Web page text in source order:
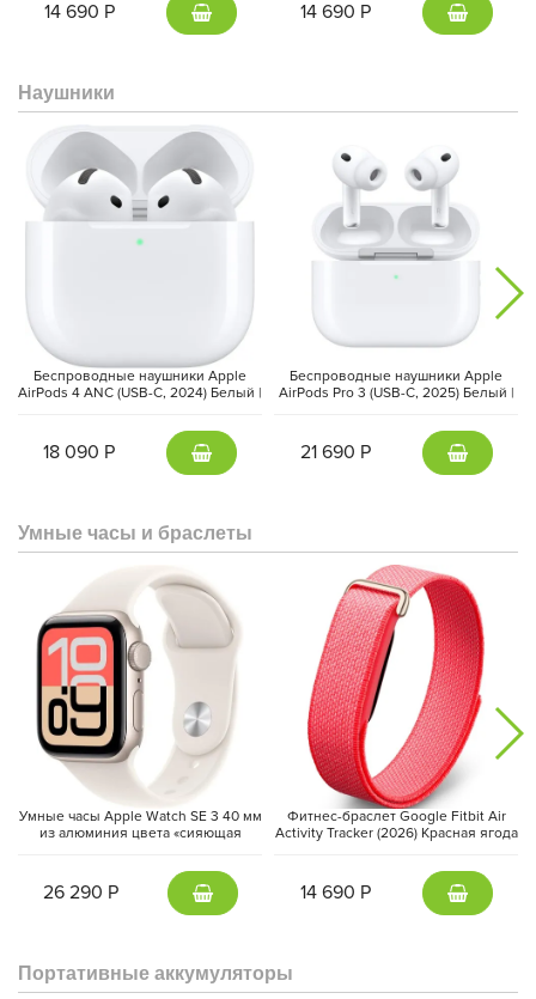
14 690 Р 14 690 Р
Наушники
Беспроводные наушники Apple
AirPods 4 ANC (USB-C, 2024) Белый |
18 090 Р
Беспроводные наушники Apple
AirPods Pro 3 (USB-C, 2025) Белый |
21 690 Р
Умные часы и браслеты
Умные часы Apple Watch SE 3 40 мм
из алюминия цвета «сияющая
«сияющая звезда» (S/M)
26 290 Р
Фитнес-браслет Google Fitbit Air
Activity Tracker (2026) Красная ягода
14 690 Р
Портативные аккумуляторы